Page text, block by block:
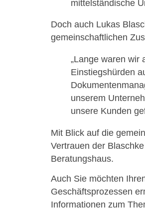
mittelständische
Doch auch Lukas
gemeinschaftlichen
„Lange waren wir
Einstiegshürden
unserem
unsere Kunden
Mit Blick auf die
Vertrauen der
Beratungshaus.
Auch Sie möchten
Geschäftsprozessen
Informationen zum